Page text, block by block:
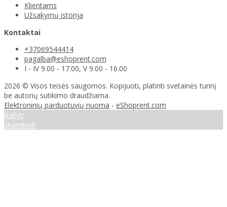
Klientams
Užsakymų istorija
Kontaktai
+37069544414
pagalba@eshoprent.com
I - IV 9.00 - 17.00, V 9.00 - 16.00
2026 © Visos teisės saugomos. Kopijuoti, platinti svetainės turinį
be autorių sutikimo draudžiama.
Elektroninių parduotuvių nuoma - eShoprent.com
Rašyti
Skambinti